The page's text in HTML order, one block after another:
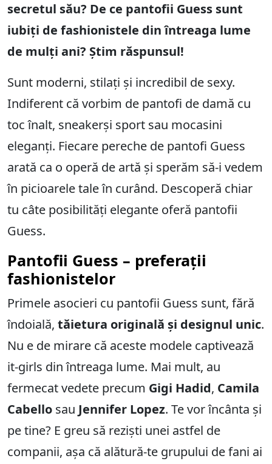
secretul său? De ce pantofii Guess sunt
iubiți de fashionistele din întreaga lume
de mulți ani? Știm răspunsul!
Sunt moderni, stilați și incredibil de sexy.
Indiferent că vorbim de pantofi de damă cu
toc înalt, sneakerși sport sau mocasini
eleganți. Fiecare pereche de pantofi Guess
arată ca o operă de artă și sperăm să-i vedem
în picioarele tale în curând. Descoperă chiar
tu câte posibilități elegante oferă pantofii
Guess.
Pantofii Guess – preferații
fashionistelor
Primele asocieri cu pantofii Guess sunt, fără
îndoială, tăietura originală și designul unic.
Nu e de mirare că aceste modele captivează
it-girls din întreaga lume. Mai mult, au
fermecat vedete precum Gigi Hadid, Camila
Cabello sau Jennifer Lopez. Te vor încânta și
pe tine? E greu să reziști unei astfel de
companii, așa că alătură-te grupului de fani ai